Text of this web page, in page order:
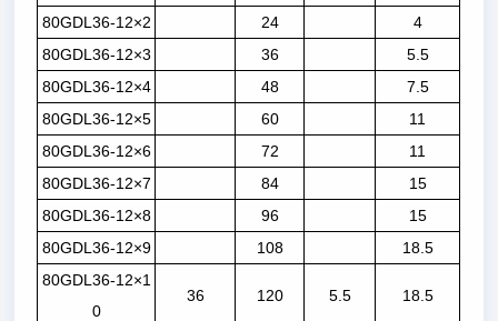
80GDL36-12×2 24
4
80GDL36-12×3
36
5.5
80GDL36-12×4
48
7.5
80GDL36-12×5
60
11
80GDL36-12×6
72
11
80GDL36-12×7
84
15
80GDL36-12×8
96
15
80GDL36-12×9
108
18.5
80GDL36-12×1
0
36 120 5.5 18.5